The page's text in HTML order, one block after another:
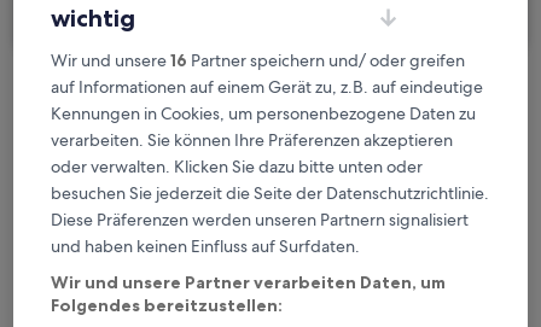
Kostenlose Stornierung bei
Planänderungen
Verdiene Prämien für jede
wahrgenommene Übernachtung
Mehr sparen mit Preisen für Mitglieder
wichtig
Wir und unsere16 Partner speichern und/ oder greifen
auf Informationen auf einem Gerät zu, z.B. auf eindeutige
Kennungen in Cookies, um personenbezogene Daten zu
verarbeiten. Sie können Ihre Präferenzen akzeptieren
oder verwalten. Klicken Sie dazu bitte unten oder
besuchen Sie jederzeit die Seite der Datenschutzrichtlinie.
Diese Präferenzen werden unseren Partnern signalisiert
und haben keinen Einfluss auf Surfdaten.
Wir und unsere Partner verarbeiten Daten, um
Folgendes bereitzustellen: